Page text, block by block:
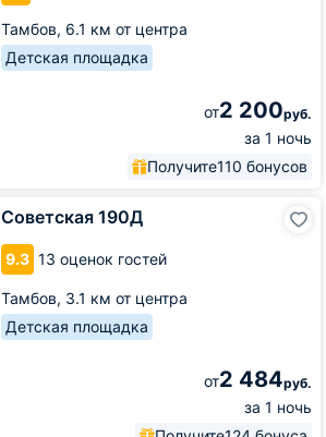
Тамбов, 6.1 км от центра
Детская площадка
от2 200руб.
за 1 ночь
Получите110 бонусов
Советская 190Д
9.3 13 оценок гостей
Тамбов, 3.1 км от центра
Детская площадка
от2 484руб.
за 1 ночь